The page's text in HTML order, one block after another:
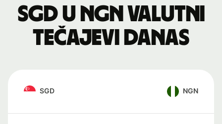
SGD u NGN valutni
tečajevi danas
SGD NGN